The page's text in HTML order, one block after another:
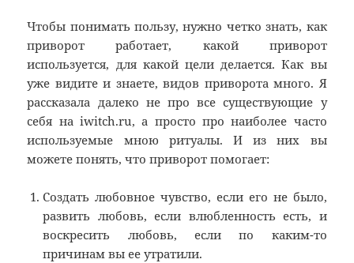
Чтобы понимать пользу, нужно четко знать, как
приворот работает, какой приворот
используется, для какой цели делается. Как вы
уже видите и знаете, видов приворота много. Я
рассказала далеко не про все существующие у
себя на iwitch.ru, а просто про наиболее часто
используемые мною ритуалы. И из них вы
можете понять, что приворот помогает:
Создать любовное чувство, если его не было,
развить любовь, если влюбленность есть, и
воскресить любовь, если по каким-то
причинам вы ее утратили.